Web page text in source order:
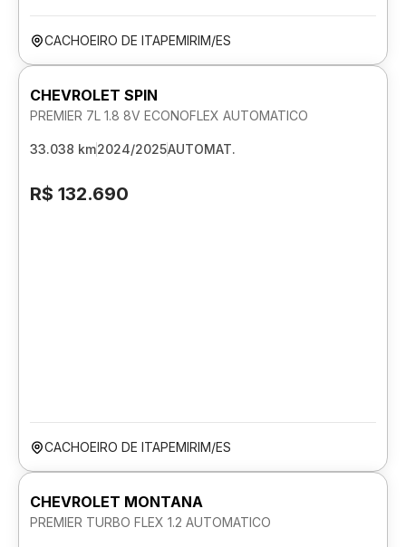
CACHOEIRO DE ITAPEMIRIM/ES
CHEVROLET SPIN
PREMIER 7L 1.8 8V ECONOFLEX AUTOMATICO
33.038 km2024/2025AUTOMAT.
R$ 132.690
CACHOEIRO DE ITAPEMIRIM/ES
CHEVROLET MONTANA
PREMIER TURBO FLEX 1.2 AUTOMATICO